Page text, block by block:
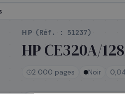
HP (Réf. : 51237)
HP CE320A/
2 000 pages Noir
*